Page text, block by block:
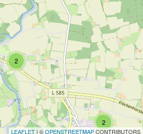
2
2
LEAFLET | ©OPENSTREETMAPCONTRIBUTORS